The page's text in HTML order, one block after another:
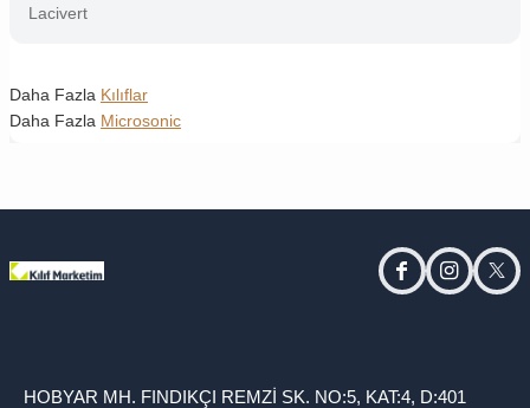
Lacivert
Daha Fazla Kılıflar
Daha Fazla Microsonic
facebookinstagram
HOBYAR MH. FINDIKÇI REMZİ SK. NO:5, KAT:4, D:401